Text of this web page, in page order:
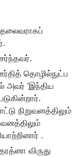
தலைவராகப்
தொழில்நுட்ப
அவர் ‘இந்திய
நிறுவனத்திலும்
.
விருது